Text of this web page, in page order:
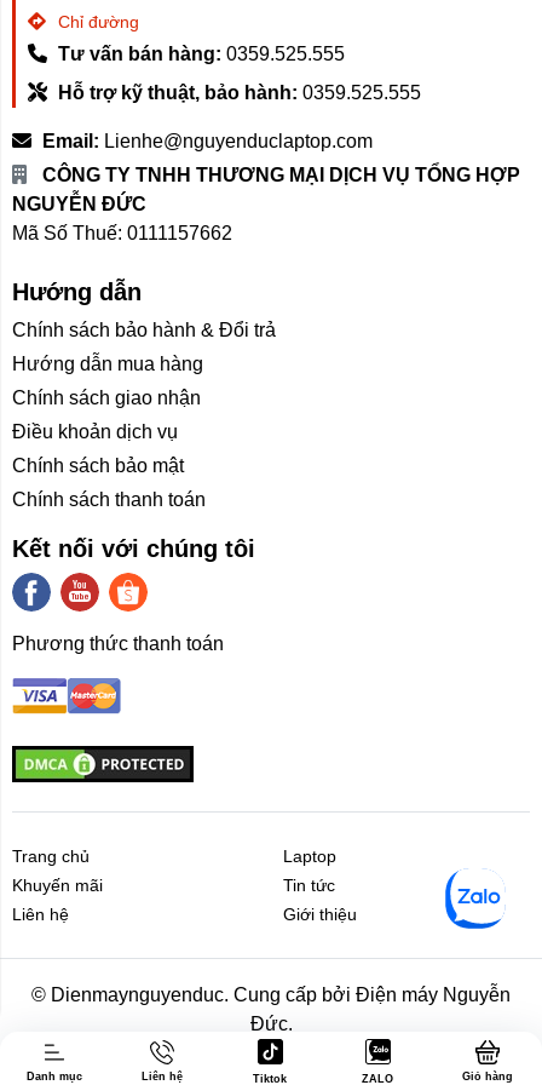
ngủ đêm trên thiết bị của họ khác nhau.Nhìn chung, khi
kích hoạt chế độ này trên máy lạnh, cứ sau
phútthì máy lạnh sẽ tự động tăng thêm1°C, rồi tiếp tục
duy trì nhiệt độ này suốt cả đêm )
Có khả năng đuổi muỗi: Với bộ lọc chuyên sâu tạo ra
sự xâm nhập của muỗi ngăn chặn được các bệnh
truyền nhiễm.
c. Tính năng thông minh
Kết nối với thiết bị di động qua app mija home dễ dàng
theo dõi hoạt động, điều khiển bật và tắt điều hoà từ xa.
độ bất cứ lúc nào.Thông qua app có tính năng Nhắc
nhở khi điều hoà bị tắc nghẽn bộ lọc, bị bẩn à giúp đảm
bảo độ bền của điều hoà và bảo vệ sức khoẻ của
bạn.Chọn chế đổ ngủ trong app Mijja home:
4. Tính năng tiết kiệm điện:
chế độ tiết kiệm năng lượng thông minh SEER: 3.89 có
nhau để đạt hiệu suất tối đa.
Chỉ đường
Tư vấn bán hàng: 0359.525.555
Hỗ trợ kỹ thuật, bảo hành: 0359.525.555
Email: Lienhe@nguyenduclaptop.com
CÔNG TY TNHH THƯƠNG MẠI DỊCH VỤ TỔNG HỢP
NGUYỄN ĐỨC
Mã Số Thuế: 0111157662
Hướng dẫn
Chính sách bảo hành & Đổi trả
Hướng dẫn mua hàng
Chính sách giao nhận
Điều khoản dịch vụ
Chính sách bảo mật
Chính sách thanh toán
Kết nối với chúng tôi
Phương thức thanh toán
Trang chủ
Laptop
Khuyến mãi
Tin tức
Liên hệ
Giới thiệu
© Dienmaynguyenduc. Cung cấp bởi Điện máy Nguyễn
Đức.
Danh mục Liên hệ Tiktok ZALO Giỏ hàng